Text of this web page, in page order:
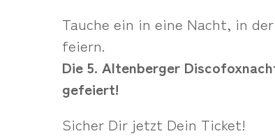
Tauche ein in eine Nacht, in
feiern.
Die 5. Altenberger
gefeiert!
Sicher Dir jetzt Dein Ticket!